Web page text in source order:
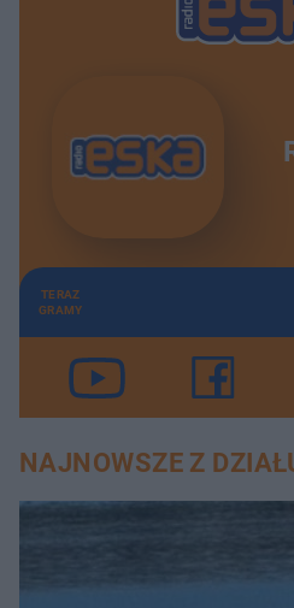
TERAZ
GRAMY
NAJNOWSZE Z